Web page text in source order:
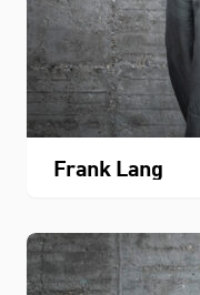
Frank Lang